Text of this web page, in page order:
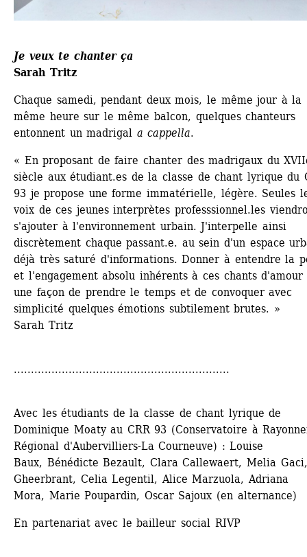
Je veux te chanter ça
Sarah Tritz
Chaque samedi, pendant deux mois, le même jour à la
même heure sur le même balcon, quelques chanteurs
entonnent un madrigal a cappella.
« En proposant de faire chanter des ­madrigaux du
siècle aux étudiant.es de la classe de chant ­lyrique du
93 je ­propose une forme ­immatérielle, légère. Seules
voix de ces jeunes interprètes professsionnel.les
s'ajouter à ­l'environnement urbain. J'interpelle ainsi
discrètement chaque passant.e. au sein d'un espace
déjà très saturé d'informations. Donner à entendre la
et l'engagement absolu inhérents à ces chants d'amour
une façon de prendre le temps et de ­convoquer avec
simplicité quelques émotions subtilement brutes. »
Sarah Tritz
...............................................................
Avec les étudiants de la classe de chant ­lyrique de
Dominique Moaty au CRR 93 (Conservatoire à
Régional d'Aubervilliers-La Courneuve) : Louise
Baux, Bénédicte Bezault, Clara Callewaert, Melia
Gheerbrant, Celia Legentil, Alice Marzuola, Adriana
Mora, Marie Poupardin, Oscar Sajoux (en alternance)
En partenariat avec le bailleur social RIVP